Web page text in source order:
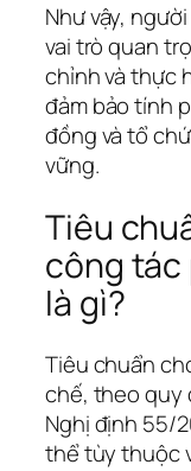
Như vậy,
vai trò quan
chỉnh và thực
đảm bảo tính
đồng và tổ
vững.
Tiêu
công tác
là gì?
Tiêu chuẩn
chế, theo quy
Nghị định 55/
thể tùy thuộc